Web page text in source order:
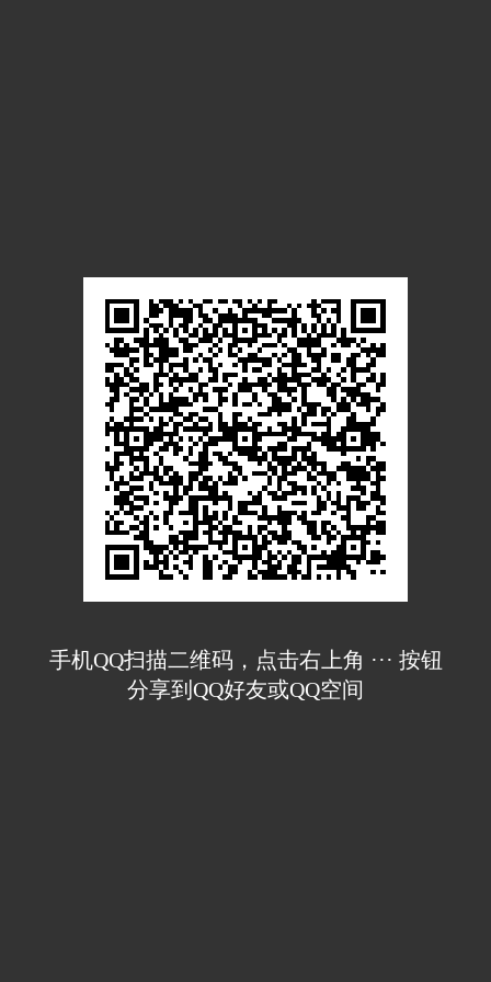
手机QQ扫描二维码，点击右上角 ··· 按钮
分享到QQ好友或QQ空间